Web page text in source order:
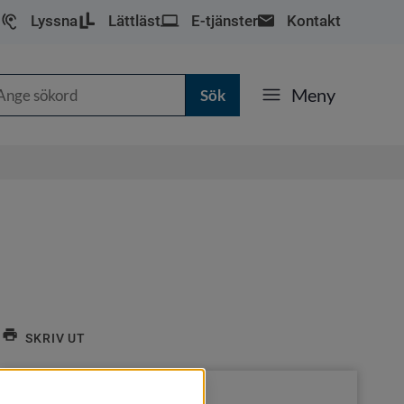
Lyssna Lättläst E-tjänster Kontakt
Meny
SKRIV UT